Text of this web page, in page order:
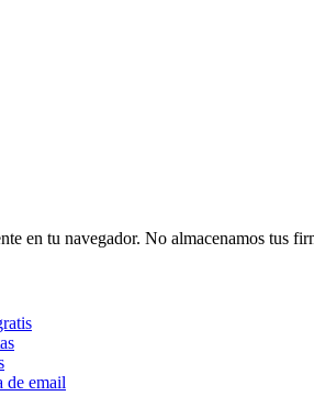
en tu navegador. No almacenamos tus
de email